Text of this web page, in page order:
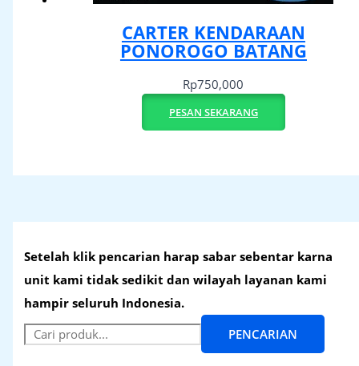
Setelah klik pencarian harap sabar sebentar karna
unit kami tidak sedikit dan wilayah layanan kami
hampir seluruh Indonesia.
PENCARIAN
CARTER KENDARAAN
PONOROGO BATANG
Rp750,000
PESAN SEKARANG